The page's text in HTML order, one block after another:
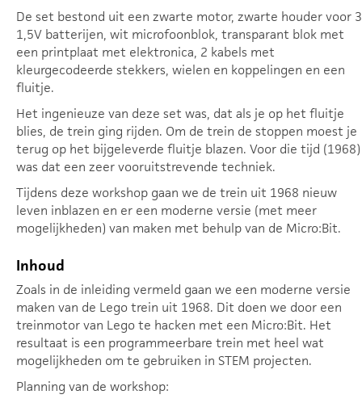
De set bestond uit een zwarte motor, zwarte houder voor 3
1,5V batterijen, wit microfoonblok, transparant blok met
een printplaat met elektronica, 2 kabels met
kleurgecodeerde stekkers, wielen en koppelingen en een
fluitje.
Het ingenieuze van deze set was, dat als je op het fluitje
blies, de trein ging rijden. Om de trein de stoppen moest je
terug op het bijgeleverde fluitje blazen. Voor die tijd (1968)
was dat een zeer vooruitstrevende techniek.
Tijdens deze workshop gaan we de trein uit 1968 nieuw
leven inblazen en er een moderne versie (met meer
mogelijkheden) van maken met behulp van de Micro:Bit.
Inhoud
Zoals in de inleiding vermeld gaan we een moderne versie
maken van de Lego trein uit 1968. Dit doen we door een
treinmotor van Lego te hacken met een Micro:Bit. Het
resultaat is een programmeerbare trein met heel wat
mogelijkheden om te gebruiken in STEM projecten.
Planning van de workshop: